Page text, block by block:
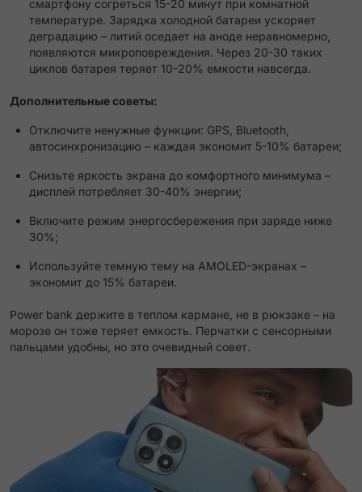
смартфону согреться 15-20 минут при комнатной
температуре. Зарядка холодной батареи ускоряет
деградацию – литий оседает на аноде неравномерно,
появляются микроповреждения. Через 20-30 таких
циклов батарея теряет 10-20% емкости навсегда.
Дополнительные советы:
Отключите ненужные функции: GPS, Bluetooth,
автосинхронизацию – каждая экономит 5-10% батареи;
Снизьте яркость экрана до комфортного минимума –
дисплей потребляет 30-40% энергии;
Включите режим энергосбережения при заряде ниже
30%;
Используйте темную тему на AMOLED-экранах –
экономит до 15% батареи.
Power bank держите в теплом кармане, не в рюкзаке – на
морозе он тоже теряет емкость. Перчатки с сенсорными
пальцами удобны, но это очевидный совет.